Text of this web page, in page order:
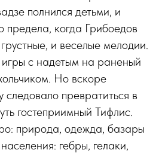
полнился детьми, и
предела, когда Грибоедов
и веселые мелодии.
с надетым на раненый
Но вскоре
следовало превратиться в
гостеприимный Тифлис.
природа, одежда, базары
гебры, гелаки,